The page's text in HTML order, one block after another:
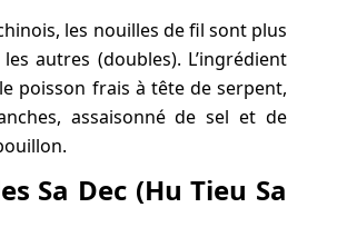
les nouilles de fil sont plus
autres (doubles). L’ingrédient
poisson frais à tête de serpent,
assaisonné de sel et de
Sa Dec (Hu Tieu Sa